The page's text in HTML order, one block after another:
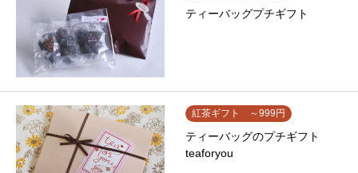
ティーバッグプチギフト
紅茶ギフト ～999円
ティーバッグのプチギフト
teaforyou